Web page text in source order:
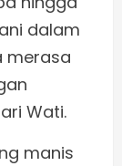
dalam
merasa
Wati.
manis